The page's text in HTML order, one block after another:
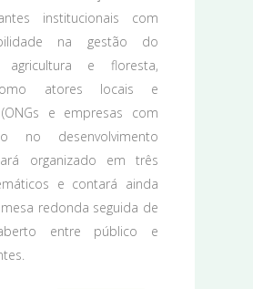
institucionais com
na gestão do
agricultura e floresta,
atores locais e
e empresas com
no desenvolvimento
organizado em três
e contará ainda
redonda seguida de
entre público e